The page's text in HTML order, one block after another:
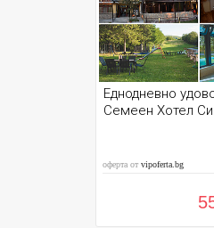
Еднодневно
Семеен Хотел
оферта отvipoferta.bg